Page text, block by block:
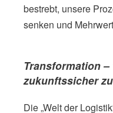
bestrebt, unsere
senken und
Transformation
zukunftssicher
Die „Welt der